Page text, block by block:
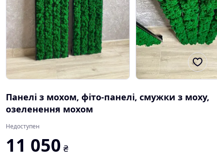
Панелі з мохом, фіто-панелі, смужки з моху,
озеленення мохом
Недоступен
11 050 ₴